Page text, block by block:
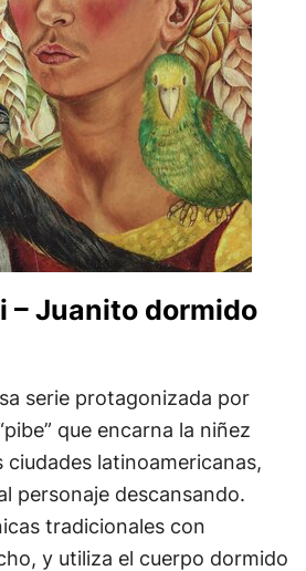
– Juanito dormido
serie protagonizada por
que encarna la niñez
ciudades latinoamericanas,
personaje descansando.
tradicionales con
y utiliza el cuerpo dormido